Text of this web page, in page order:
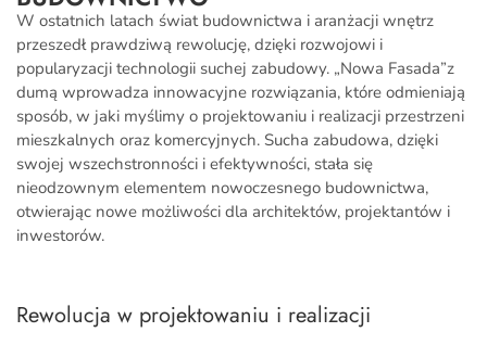
W ostatnich latach świat budownictwa i aranżacji wnętrz
przeszedł prawdziwą rewolucję, dzięki rozwojowi i
popularyzacji technologii suchej zabudowy. „Nowa Fasada”z
dumą wprowadza innowacyjne rozwiązania, które odmieniają
sposób, w jaki myślimy o projektowaniu i realizacji przestrzeni
mieszkalnych oraz komercyjnych. Sucha zabudowa, dzięki
swojej wszechstronności i efektywności, stała się
nieodzownym elementem nowoczesnego budownictwa,
otwierając nowe możliwości dla architektów, projektantów i
inwestorów.
Rewolucja w projektowaniu i realizacji